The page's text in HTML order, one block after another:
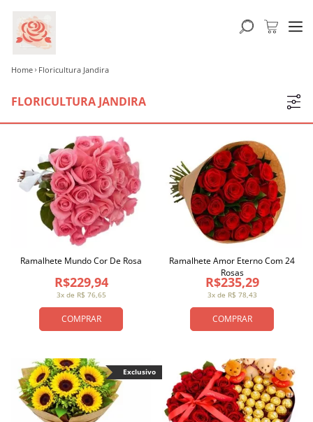
Home Floricultura Jandira
FLORICULTURA JANDIRA
COMPRAR
3x de R$ 76,65
R$229,94
Ramalhete Mundo Cor De Rosa
COMPRAR
3x de R$ 78,43
R$235,29
Ramalhete Amor Eterno Com 24
Rosas
Exclusivo